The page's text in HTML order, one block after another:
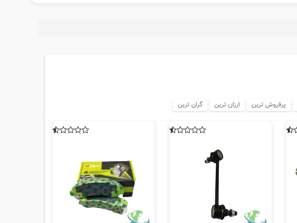
پرفروش ترین ارزان ترین گران ترین